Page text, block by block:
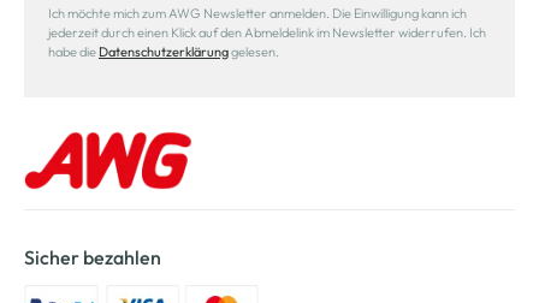
Ich möchte mich zum AWG Newsletter anmelden. Die Einwilligung kann ich
jederzeit durch einen Klick auf den Abmeldelink im Newsletter widerrufen. Ich
habe die Datenschutzerklärunggelesen.
Sicher bezahlen